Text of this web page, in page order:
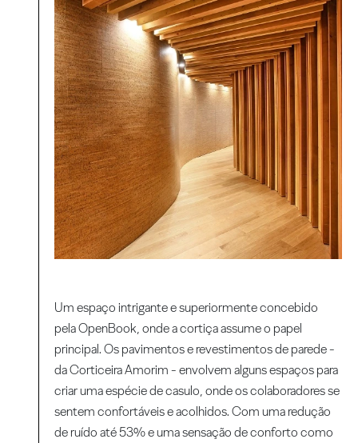
Um espaço intrigante e superiormente concebido
pela OpenBook, onde a cortiça assume o papel
principal. Os pavimentos e revestimentos de parede -
da Corticeira Amorim - envolvem alguns espaços para
criar uma espécie de casulo, onde os colaboradores se
sentem confortáveis e acolhidos. Com uma redução
de ruído até 53% e uma sensação de conforto como